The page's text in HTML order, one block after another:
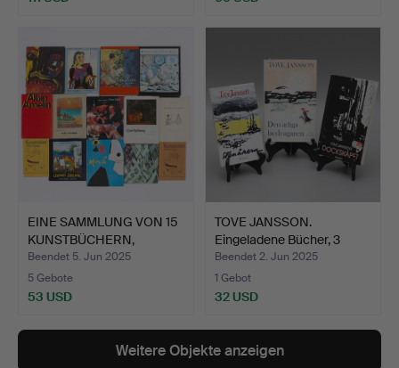
EINE SAMMLUNG VON 15
KUNSTBÜCHERN,
darunte…
Beendet 5. Jun 2025
5 Gebote
53 USD
TOVE JANSSON.
Eingeladene Bücher, 3
Erstau…
Beendet 2. Jun 2025
1 Gebot
32 USD
Weitere Objekte anzeigen